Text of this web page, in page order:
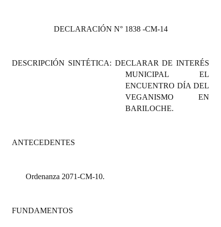
Carta Orgánica 2007
Informes de Gestión
Dictámenes Asesoría Letrada
DECLARACIÓN N° 1838 -CM-14
DESCRIPCIÓN SINTÉTICA: DECLARAR DE INTERÉS
MUNICIPAL EL
ENCUENTRO DÍA DEL
VEGANISMO EN
BARILOCHE.
ANTECEDENTES
Ordenanza 2071-CM-10.
FUNDAMENTOS